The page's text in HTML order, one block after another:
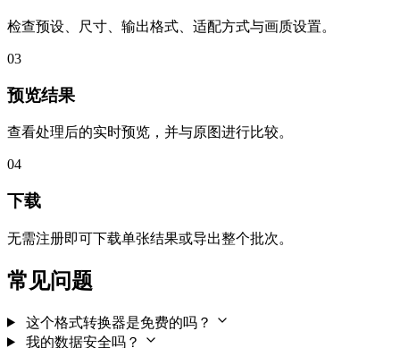
检查预设、尺寸、输出格式、适配方式与画质设置。
03
预览结果
查看处理后的实时预览，并与原图进行比较。
04
下载
无需注册即可下载单张结果或导出整个批次。
常见问题
这个格式转换器是免费的吗？
我的数据安全吗？